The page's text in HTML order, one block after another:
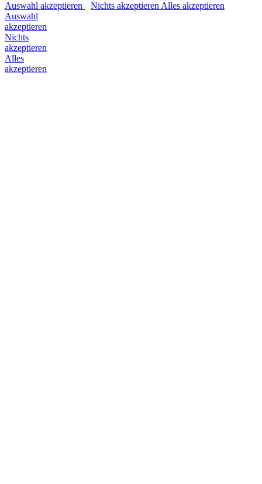
Auswahl akzeptieren Nichts akzeptieren Alles akzeptieren
Auswahl
akzeptieren
Nichts
akzeptieren
Alles
akzeptieren